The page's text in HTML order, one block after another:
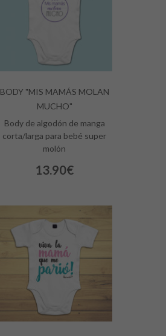
BODY "MIS MAMÁS MOLAN
MUCHO"
Body de algodón de manga
corta/larga para bebé super
molón
13.90€